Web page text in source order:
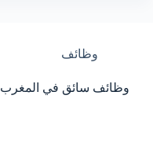
وظائف
وظائف سائق في المغرب 2026